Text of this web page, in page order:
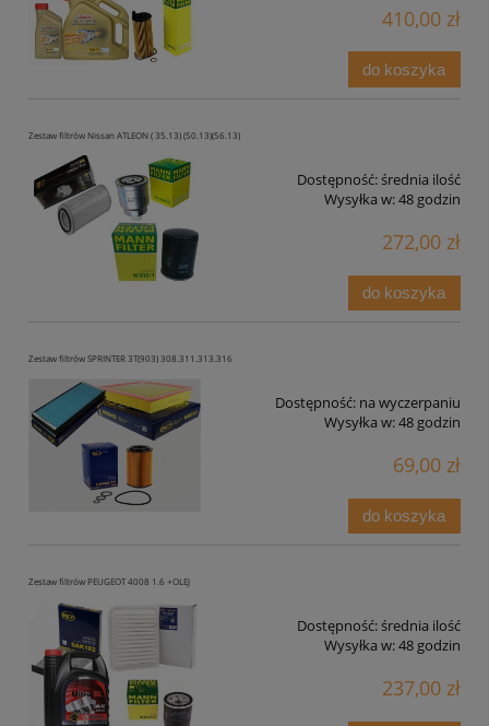
410,00 zł
do koszyka
Zestaw filtrów Nissan ATLEON ( 35.13) (50.13)(56.13)
Dostępność:średnia ilość
Wysyłka w:48 godzin
272,00 zł
do koszyka
Zestaw filtrów SPRINTER 3T(903) 308.311.313.316
Dostępność: na wyczerpaniu
Wysyłka w:48 godzin
69,00 zł
do koszyka
Zestaw filtrów PEUGEOT 4008 1.6 +OLEJ
Dostępność:średnia ilość
Wysyłka w:48 godzin
237,00 zł